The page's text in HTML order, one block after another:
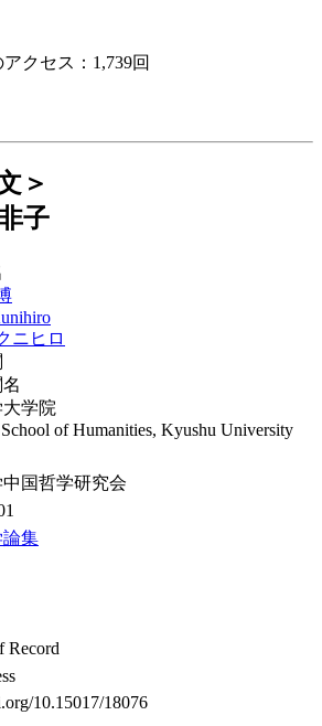
クセス：1,739回
＞
子
ニヒロ
学院
of Humanities, Kyushu University
国哲学研究会
集
Record
10.15017/18076